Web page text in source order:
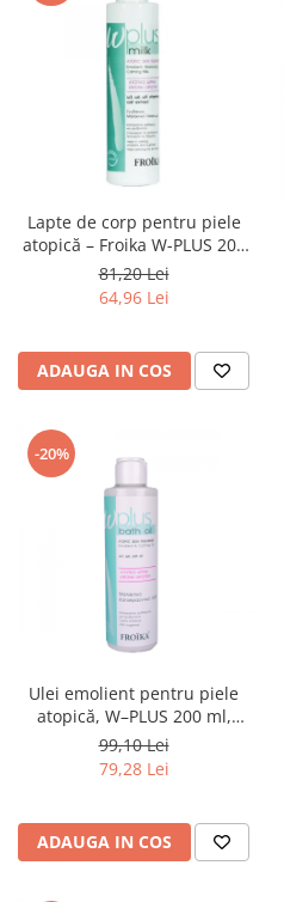
Lapte de corp pentru piele
atopică – Froika W-PLUS 200
ml
81,20 Lei
64,96 Lei
ADAUGA IN COS
-20%
Ulei emolient pentru piele
atopică, W–PLUS 200 ml,
Froika
99,10 Lei
79,28 Lei
ADAUGA IN COS